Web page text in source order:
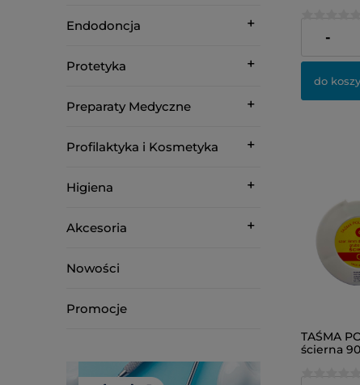
Endodoncja
Protetyka
Preparaty Medyczne
Profilaktyka i Kosmetyka
Higiena
Akcesoria
Nowości
Promocje
36,00 zł
-
do
TAŚMA
ścierna